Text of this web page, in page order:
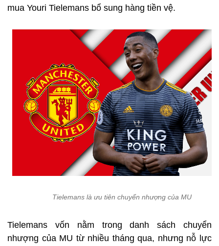
mua Youri Tielemans bổ sung hàng tiền vệ.
Tielemans là ưu tiên chuyển nhượng của MU
Tielemans vốn nằm trong danh sách chuyển
nhượng của MU từ nhiều tháng qua, nhưng nỗ lực